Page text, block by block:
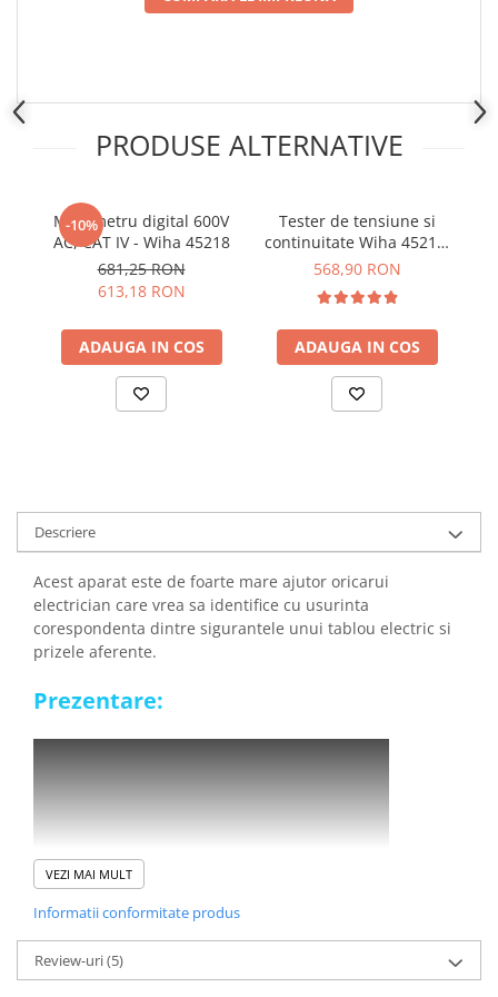
Placi de Expansiune
Componente Electronice
Acumulatori si Baterii
Acumulatori
Contoare si Relee Electrice
Sigurante Automate
Sigurante Fuzibile
arc electric
Descarcatoare de Supratensiune
Blocuri de Distributie
Tablouri Electrice
Accesorii Tablouri Electrice
Convertoare de Tensiune
Prize Inteligente
Module Smart Home
Camere Supraveghere
Iluminat
PRODUSE ALTERNATIVE
-10%
Multimetru digital 600V
AC, CAT IV - Wiha 45218
681,25 RON
613,18 RON
ADAUGA IN COS
Tester de tensiune si
continuitate Wiha 45217,
0.5-1000V AC, CAT IV
568,90 RON
ADAUGA IN COS
Descriere
Acest aparat este de foarte mare ajutor oricarui
electrician care vrea sa identifice cu usurinta
corespondenta dintre sigurantele unui tablou electric si
prizele aferente.
Prezentare:
VEZI MAI MULT
Informatii conformitate produs
Review-uri(5)